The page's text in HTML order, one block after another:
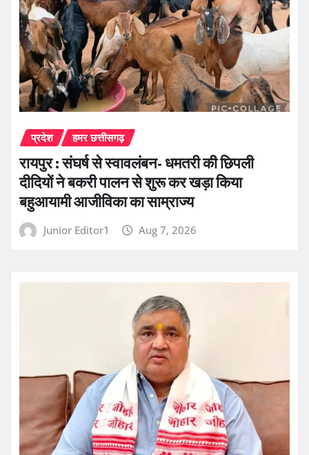
प्रदेश हमर छत्तीसगढ़
रायपुर : संघर्ष से स्वावलंबन- धमतरी की छिपली
दीदियों ने बकरी पालन से शुरू कर खड़ा किया
बहुआयामी आजीविका का साम्राज्य
Junior Editor1 Aug 7, 2026